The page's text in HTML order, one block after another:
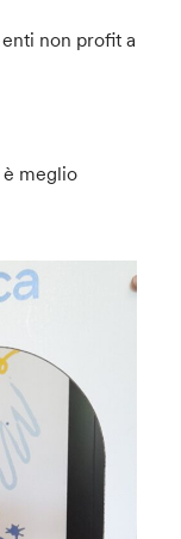
non profit a
meglio